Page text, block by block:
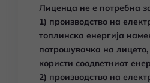
Лиценца не е потребна
1) производство на
топлинска енергија
потрошувачка на
користи соодветниот
2) производство на